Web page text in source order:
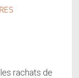
rachats de